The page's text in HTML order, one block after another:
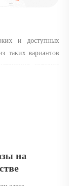
и доступных
таких вариантов
хочет выгодно
качество и
быть заметнее
чего он
на